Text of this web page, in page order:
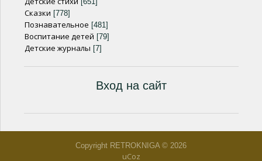
Сказки [778]
Познавательное [481]
Воспитание детей [79]
Детские журналы [7]
Вход на сайт
Copyright RETROKNIGA © 2026
uCoz